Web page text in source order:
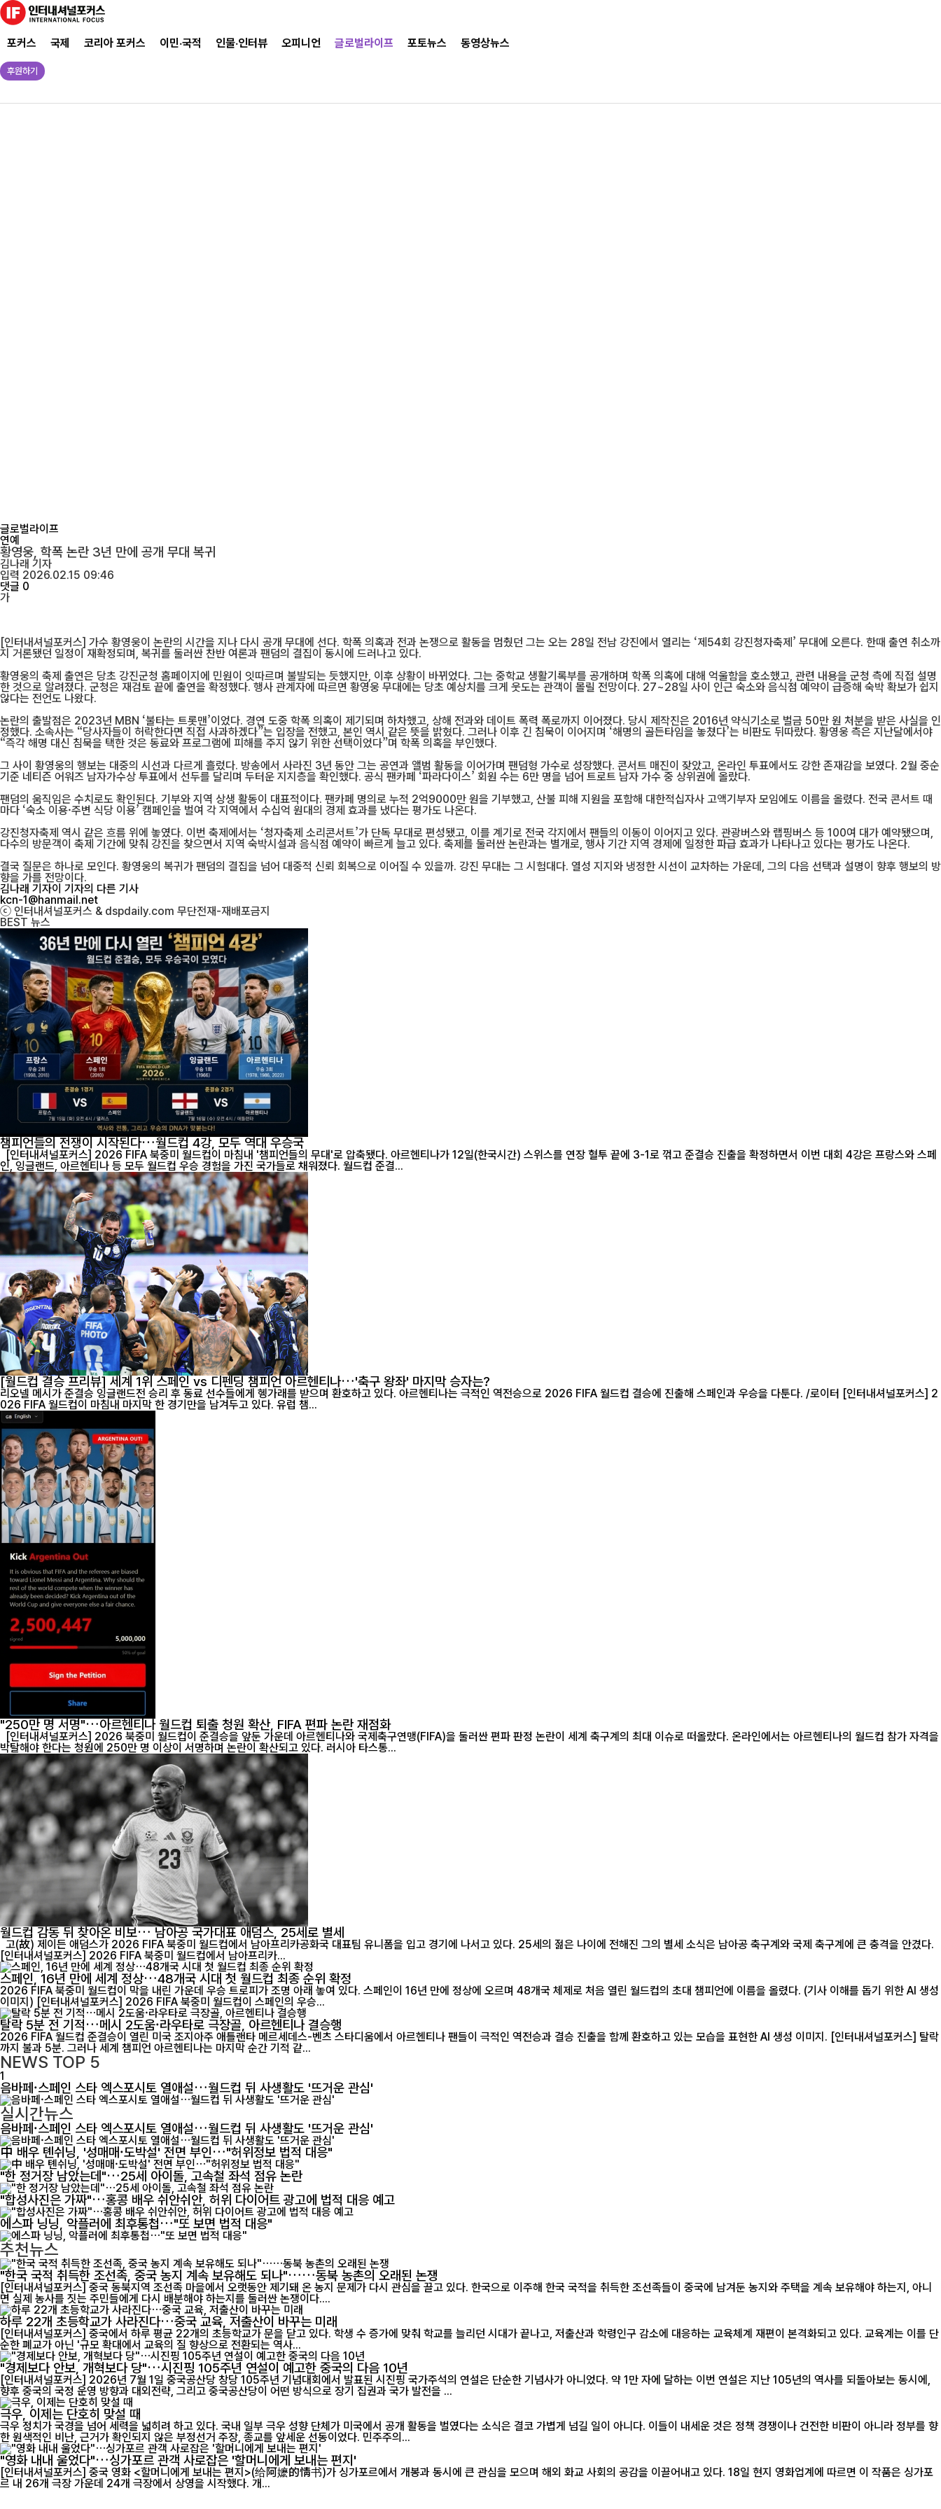
포커스 국제 코리아 포커스 이민·국적 인물·인터뷰 오피니언 글로벌라이프 포토뉴스 동영상뉴스
후원하기
글로벌라이프
연예
황영웅, 학폭 논란 3년 만에 공개 무대 복귀
김나래 기자
입력 2026.02.15 09:46
댓글 0
가
[인터내셔널포커스] 가수 황영웅이 논란의 시간을 지나 다시 공개 무대에 선다. 학폭 의혹과 전과 논쟁으로 활동을 멈췄던 그는 오는 28일 전남 강진에서 열리는 ‘제54회 강진청자축제’ 무대에 오른다. 한때 출연 취소까
지 거론됐던 일정이 재확정되며, 복귀를 둘러싼 찬반 여론과 팬덤의 결집이 동시에 드러나고 있다.
황영웅의 축제 출연은 당초 강진군청 홈페이지에 민원이 잇따르며 불발되는 듯했지만, 이후 상황이 바뀌었다. 그는 중학교 생활기록부를 공개하며 학폭 의혹에 대해 억울함을 호소했고, 관련 내용을 군청 측에 직접 설명
한 것으로 알려졌다. 군청은 재검토 끝에 출연을 확정했다. 행사 관계자에 따르면 황영웅 무대에는 당초 예상치를 크게 웃도는 관객이 몰릴 전망이다. 27~28일 사이 인근 숙소와 음식점 예약이 급증해 숙박 확보가 쉽지
않다는 전언도 나왔다.
논란의 출발점은 2023년 MBN ‘불타는 트롯맨’이었다. 경연 도중 학폭 의혹이 제기되며 하차했고, 상해 전과와 데이트 폭력 폭로까지 이어졌다. 당시 제작진은 2016년 약식기소로 벌금 50만 원 처분을 받은 사실을 인
정했다. 소속사는 “당사자들이 허락한다면 직접 사과하겠다”는 입장을 전했고, 본인 역시 같은 뜻을 밝혔다. 그러나 이후 긴 침묵이 이어지며 ‘해명의 골든타임을 놓쳤다’는 비판도 뒤따랐다. 황영웅 측은 지난달에서야
“즉각 해명 대신 침묵을 택한 것은 동료와 프로그램에 피해를 주지 않기 위한 선택이었다”며 학폭 의혹을 부인했다.
그 사이 황영웅의 행보는 대중의 시선과 다르게 흘렀다. 방송에서 사라진 3년 동안 그는 공연과 앨범 활동을 이어가며 팬덤형 가수로 성장했다. 콘서트 매진이 잦았고, 온라인 투표에서도 강한 존재감을 보였다. 2월 중순
기준 네티즌 어워즈 남자가수상 투표에서 선두를 달리며 두터운 지지층을 확인했다. 공식 팬카페 ‘파라다이스’ 회원 수는 6만 명을 넘어 트로트 남자 가수 중 상위권에 올랐다.
팬덤의 움직임은 수치로도 확인된다. 기부와 지역 상생 활동이 대표적이다. 팬카페 명의로 누적 2억9000만 원을 기부했고, 산불 피해 지원을 포함해 대한적십자사 고액기부자 모임에도 이름을 올렸다. 전국 콘서트 때
마다 ‘숙소 이용·주변 식당 이용’ 캠페인을 벌여 각 지역에서 수십억 원대의 경제 효과를 냈다는 평가도 나온다.
강진청자축제 역시 같은 흐름 위에 놓였다. 이번 축제에서는 ‘청자축제 소리콘서트’가 단독 무대로 편성됐고, 이를 계기로 전국 각지에서 팬들의 이동이 이어지고 있다. 관광버스와 랩핑버스 등 100여 대가 예약됐으며,
다수의 방문객이 축제 기간에 맞춰 강진을 찾으면서 지역 숙박시설과 음식점 예약이 빠르게 늘고 있다. 축제를 둘러싼 논란과는 별개로, 행사 기간 지역 경제에 일정한 파급 효과가 나타나고 있다는 평가도 나온다.
결국 질문은 하나로 모인다. 황영웅의 복귀가 팬덤의 결집을 넘어 대중적 신뢰 회복으로 이어질 수 있을까. 강진 무대는 그 시험대다. 열성 지지와 냉정한 시선이 교차하는 가운데, 그의 다음 선택과 설명이 향후 행보의 방
향을 가를 전망이다.
김나래 기자이 기자의 다른 기사
kcn-1@hanmail.net
ⓒ 인터내셔널포커스 & dspdaily.com 무단전재-재배포금지
BEST 뉴스
챔피언들의 전쟁이 시작된다…월드컵 4강, 모두 역대 우승국
[인터내셔널포커스] 2026 FIFA 북중미 월드컵이 마침내 '챔피언들의 무대'로 압축됐다. 아르헨티나가 12일(한국시간) 스위스를 연장 혈투 끝에 3-1로 꺾고 준결승 진출을 확정하면서 이번 대회 4강은 프랑스와 스페
인, 잉글랜드, 아르헨티나 등 모두 월드컵 우승 경험을 가진 국가들로 채워졌다. 월드컵 준결...
[월드컵 결승 프리뷰] 세계 1위 스페인 vs 디펜딩 챔피언 아르헨티나…'축구 왕좌' 마지막 승자는?
리오넬 메시가 준결승 잉글랜드전 승리 후 동료 선수들에게 헹가래를 받으며 환호하고 있다. 아르헨티나는 극적인 역전승으로 2026 FIFA 월드컵 결승에 진출해 스페인과 우승을 다툰다. /로이터 [인터내셔널포커스] 2
026 FIFA 월드컵이 마침내 마지막 한 경기만을 남겨두고 있다. 유럽 챔...
"250만 명 서명"…아르헨티나 월드컵 퇴출 청원 확산, FIFA 편파 논란 재점화
[인터내셔널포커스] 2026 북중미 월드컵이 준결승을 앞둔 가운데 아르헨티나와 국제축구연맹(FIFA)을 둘러싼 편파 판정 논란이 세계 축구계의 최대 이슈로 떠올랐다. 온라인에서는 아르헨티나의 월드컵 참가 자격을
박탈해야 한다는 청원에 250만 명 이상이 서명하며 논란이 확산되고 있다. 러시아 타스통...
월드컵 감동 뒤 찾아온 비보… 남아공 국가대표 애덤스, 25세로 별세
[인터내셔널포커스] 2026 FIFA 북중미 월드컵에서 남아프리카...
스페인, 16년 만에 세계 정상…48개국 시대 첫 월드컵 최종 순위 확정
2026 FIFA 북중미 월드컵이 막을 내린 가운데 우승 트로피가 조명 아래 놓여 있다. 스페인이 16년 만에 정상에 오르며 48개국 체제로 처음 열린 월드컵의 초대 챔피언에 이름을 올렸다. (기사 이해를 돕기 위한 AI 생성
이미지) [인터내셔널포커스] 2026 FIFA 북중미 월드컵이 스페인의 우승...
탈락 5분 전 기적…메시 2도움·라우타로 극장골, 아르헨티나 결승행
2026 FIFA 월드컵 준결승이 열린 미국 조지아주 애틀랜타 메르세데스-벤츠 스타디움에서 아르헨티나 팬들이 극적인 역전승과 결승 진출을 함께 환호하고 있는 모습을 표현한 AI 생성 이미지. [인터내셔널포커스] 탈락
까지 불과 5분. 그러나 세계 챔피언 아르헨티나는 마지막 순간 기적 같...
NEWS TOP 5
1
음바페·스페인 스타 엑스포시토 열애설…월드컵 뒤 사생활도 '뜨거운 관심'
실시간뉴스
음바페·스페인 스타 엑스포시토 열애설…월드컵 뒤 사생활도 '뜨거운 관심'
中 배우 톈쉬닝, '성매매·도박설' 전면 부인…"허위정보 법적 대응"
"한 정거장 남았는데"…25세 아이돌, 고속철 좌석 점유 논란
"합성사진은 가짜"…홍콩 배우 쉬안쉬안, 허위 다이어트 광고에 법적 대응 예고
에스파 닝닝, 악플러에 최후통첩…"또 보면 법적 대응"
추천뉴스
"한국 국적 취득한 조선족, 중국 농지 계속 보유해도 되나"……동북 농촌의 오래된 논쟁
[인터내셔널포커스] 중국 동북지역 조선족 마을에서 오랫동안 제기돼 온 농지 문제가 다시 관심을 끌고 있다. 한국으로 이주해 한국 국적을 취득한 조선족들이 중국에 남겨둔 농지와 주택을 계속 보유해야 하는지, 아니
면 실제 농사를 짓는 주민들에게 다시 배분해야 하는지를 둘러싼 논쟁이다....
하루 22개 초등학교가 사라진다…중국 교육, 저출산이 바꾸는 미래
[인터내셔널포커스] 중국에서 하루 평균 22개의 초등학교가 문을 닫고 있다. 학생 수 증가에 맞춰 학교를 늘리던 시대가 끝나고, 저출산과 학령인구 감소에 대응하는 교육체계 재편이 본격화되고 있다. 교육계는 이를 단
순한 폐교가 아닌 '규모 확대에서 교육의 질 향상으로 전환되는 역사...
"경제보다 안보, 개혁보다 당"…시진핑 105주년 연설이 예고한 중국의 다음 10년
[인터내셔널포커스] 2026년 7월 1일 중국공산당 창당 105주년 기념대회에서 발표된 시진핑 국가주석의 연설은 단순한 기념사가 아니었다. 약 1만 자에 달하는 이번 연설은 지난 105년의 역사를 되돌아보는 동시에,
향후 중국의 국정 운영 방향과 대외전략, 그리고 중국공산당이 어떤 방식으로 장기 집권과 국가 발전을 ...
극우, 이제는 단호히 맞설 때
극우 정치가 국경을 넘어 세력을 넓히려 하고 있다. 국내 일부 극우 성향 단체가 미국에서 공개 활동을 벌였다는 소식은 결코 가볍게 넘길 일이 아니다. 이들이 내세운 것은 정책 경쟁이나 건전한 비판이 아니라 정부를 향
한 원색적인 비난, 근거가 확인되지 않은 부정선거 주장, 종교를 앞세운 선동이었다. 민주주의...
"영화 내내 울었다"…싱가포르 관객 사로잡은 '할머니에게 보내는 편지'
[인터내셔널포커스] 중국 영화 <할머니에게 보내는 편지>(给阿嬷的情书)가 싱가포르에서 개봉과 동시에 큰 관심을 모으며 해외 화교 사회의 공감을 이끌어내고 있다. 18일 현지 영화업계에 따르면 이 작품은 싱가포
르 내 26개 극장 가운데 24개 극장에서 상영을 시작했다. 개...